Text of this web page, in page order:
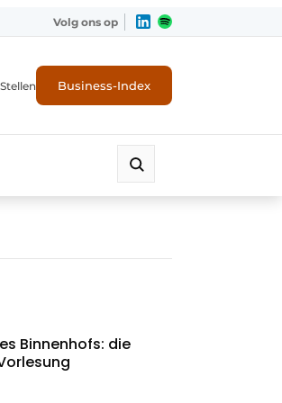
Volg ons op
Business-Index
Binnenhofs: die